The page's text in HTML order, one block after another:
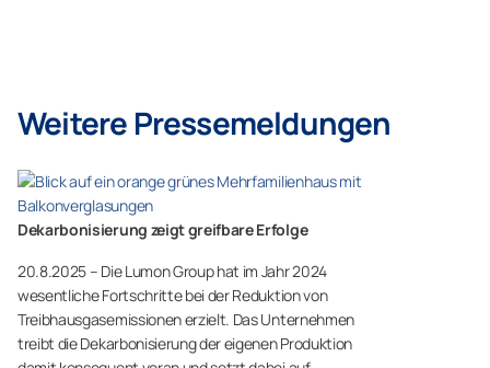
Weitere Pressemeldungen
Dekarbonisierung zeigt greifbare Erfolge
20.8.2025 – Die Lumon Group hat im Jahr 2024
wesentliche Fortschritte bei der Reduktion von
Treibhausgasemissionen erzielt. Das Unternehmen
treibt die Dekarbonisierung der eigenen Produktion